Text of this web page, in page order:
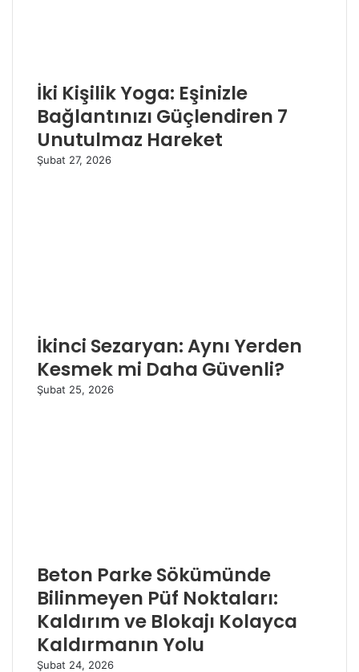
İki Kişilik Yoga: Eşinizle
Bağlantınızı Güçlendiren 7
Unutulmaz Hareket
Şubat 27, 2026
İkinci Sezaryan: Aynı Yerden
Kesmek mi Daha Güvenli?
Şubat 25, 2026
Beton Parke Sökümünde
Bilinmeyen Püf Noktaları:
Kaldırım ve Blokajı Kolayca
Kaldırmanın Yolu
Şubat 24, 2026